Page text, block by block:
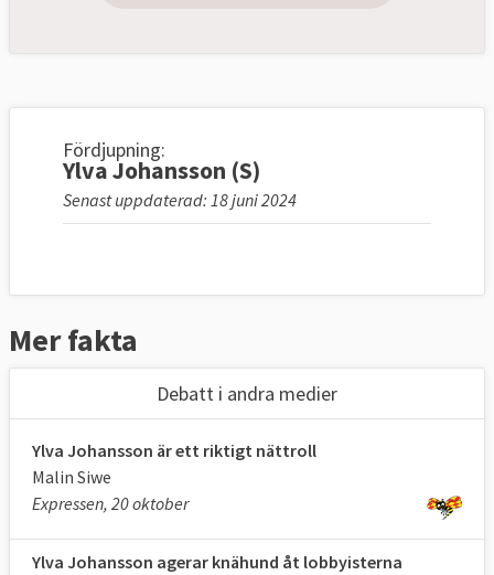
Fördjupning:
Ylva Johansson (S)
Senast uppdaterad: 18 juni 2024
Mer fakta
Debatt i andra medier
Ylva Johansson är ett riktigt nättroll
Malin Siwe
Expressen, 20 oktober
Ylva Johansson agerar knähund åt lobbyisterna